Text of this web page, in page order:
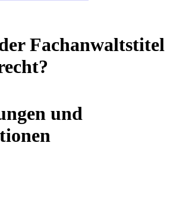
Fachanwaltstitel
und